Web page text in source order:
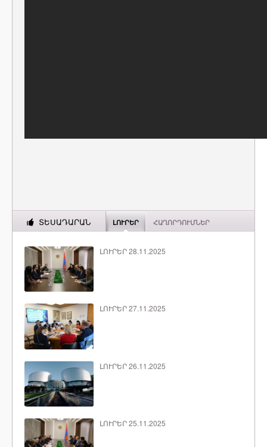
ՏԵՍԱԴԱՐԱՆ ԼՈՒՐԵՐ ՀԱՂՈՐԴՈՒՄՆԵՐ
ԼՈՒՐԵՐ 28.11.2025
ԼՈՒՐԵՐ 27.11.2025
ԼՈՒՐԵՐ 26.11.2025
ԼՈՒՐԵՐ 25.11.2025